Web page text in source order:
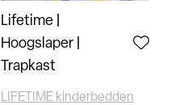
Lifetime |
Hoogslaper |
Trapkast
LIFETIME kinderbedden